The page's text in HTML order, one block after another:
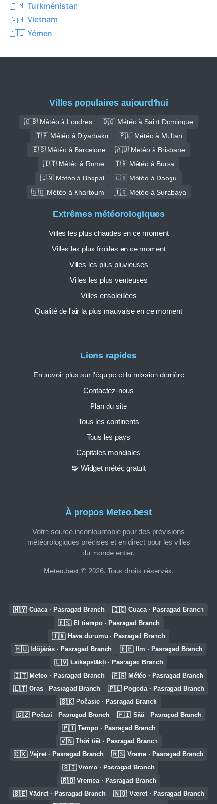
🇹🇲 Turkménistan
🇻🇳 Vietnam
🇾🇪 Yémen
Villes populaires aujourd'hui
🇬🇧 Météo à Londres
🇩🇴 Météo à Saint Domingue
🇹🇷 Météo à Diyarbakır
🇵🇰 Météo à Multan
🇪🇸 Météo à Barcelone
🇦🇺 Météo à Brisbane
🇮🇹 Météo à Rome
🇹🇷 Météo à Bursa
🇮🇳 Météo à Bhopal
🇰🇷 Météo à Daegu
🇸🇩 Météo à Khartoum
🇮🇩 Météo à Surabaya
À propos Meteo.best
Votre source incontournable pour des prévisions
météorologiques précises et en direct pour les villes
du monde entier.
Meteo.best © 2026. Tous droits réservés.
Liens rapides
En savoir plus sur l'équipe et la mission derrière
Contactez-nous
Plan du site
Tous les continents
Tous les pays
Capitales mondiales
🧩 Widget météo gratuit
Extrêmes météorologiques
Villes les plus chaudes en ce moment
Villes les plus froides en ce moment
Villes les plus pluvieuses
Villes les plus venteuses
Villes ensoleillées
Qualité de l'air la plus mauvaise en ce moment
🇲🇾 Cuaca · Pasragad Branch 🇮🇩 Cuaca · Pasragad Branch
🇪🇸 El tiempo · Pasragad Branch
🇹🇷 Hava durumu · Pasragad Branch
🇭🇺 Időjárás · Pasragad Branch 🇪🇪 Ilm · Pasragad Branch
🇱🇻 Laikapstākļi · Pasragad Branch
🇮🇹 Meteo · Pasragad Branch 🇫🇷 Météo · Pasragad Branch
🇱🇹 Oras · Pasragad Branch 🇵🇱 Pogoda · Pasragad Branch
🇸🇰 Počasie · Pasragad Branch
🇨🇿 Počasí · Pasragad Branch 🇫🇮 Sää · Pasragad Branch
🇵🇹 Tempo · Pasragad Branch
🇻🇳 Thời tiết · Pasragad Branch
🇩🇰 Vejret · Pasragad Branch 🇷🇸 Vreme · Pasragad Branch
🇸🇮 Vreme · Pasragad Branch
🇷🇴 Vremea · Pasragad Branch
🇸🇪 Vädret · Pasragad Branch 🇳🇴 Været · Pasragad Branch